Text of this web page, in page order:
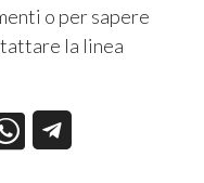
o per sapere
la linea